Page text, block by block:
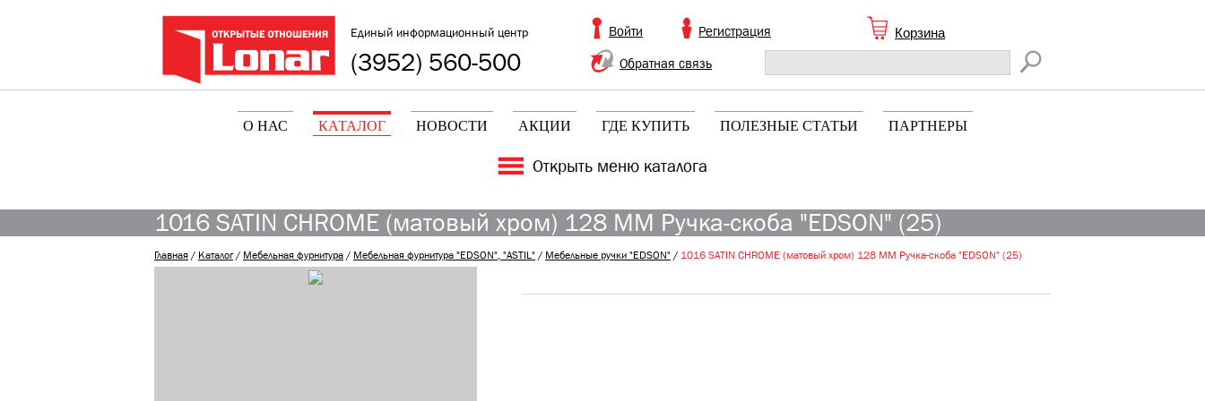
Единый информационный центр
(3952) 560-500
Войти
Регистрация
Обратная связь
Корзина
О НАС КАТАЛОГ НОВОСТИ АКЦИИ ГДЕ КУПИТЬ ПОЛЕЗНЫЕ СТАТЬИ ПАРТНЕРЫ
Открыть меню каталога
1016 SATIN CHROME (матовый хром) 128 ММ Ручка-скоба "EDSON" (25)
Главная/ Каталог/ Мебельная фурнитура/ Мебельная фурнитура "EDSON", "ASTIL"/ Мебельные ручки "EDSON"/ 1016 SATIN CHROME (матовый хром) 128 ММ Ручка-скоба "EDSON" (25)